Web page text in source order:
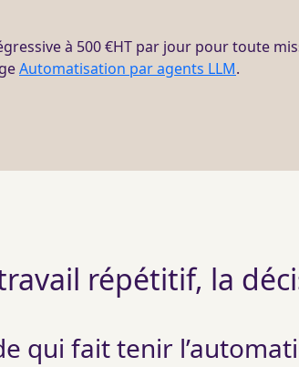
à 500 €HT par jour pour toute
Automatisation par agents LLM.
travail répétitif, la
qui fait tenir